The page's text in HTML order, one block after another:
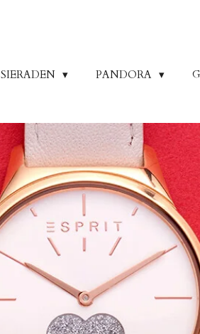
SIERADEN PANDORA